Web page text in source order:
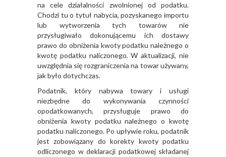
na cele działalności zwolnionej od podatku.
Chodzi tu o tytuł nabycia, pozyskanego importu
lub wytworzenia tych towarów nie
przysługiwało dokonującemu ich dostawy
prawo do obniżenia kwoty podatku należnego o
kwotę podatku naliczonego. W aktualizacji, nie
uwzględnia się rozgraniczenia na towar używany,
jak było dotychczas.
Podatnik, który nabywa towary i usługi
niezbędne do wykonywania czynności
opodatkowanych, przysługuje prawo do
obniżenia kwoty podatku należnego o kwotę
podatku naliczonego. Po upływie roku, podatnik
jest zobowiązany do korekty kwoty podatku
odliczonego w deklaracji podatkowej składanej